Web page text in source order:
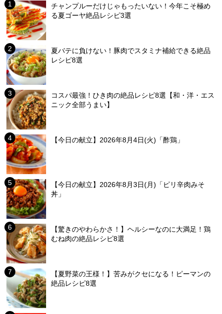
チャンプルーだけじゃもったいない！今年こそ極め
る夏ゴーヤ絶品レシピ3選
夏バテに負けない！豚肉でスタミナ補給できる絶品
レシピ8選
コスパ最強！ひき肉の絶品レシピ8選【和・洋・エス
ニック全部うまい】
【今日の献立】2026年8月4日(火)「酢鶏」
【今日の献立】2026年8月3日(月)「ピリ辛肉みそ
丼」
【驚きのやわらかさ！】ヘルシーなのに大満足！鶏
むね肉の絶品レシピ8選
【夏野菜の王様！】苦みがクセになる！ピーマンの
絶品レシピ8選